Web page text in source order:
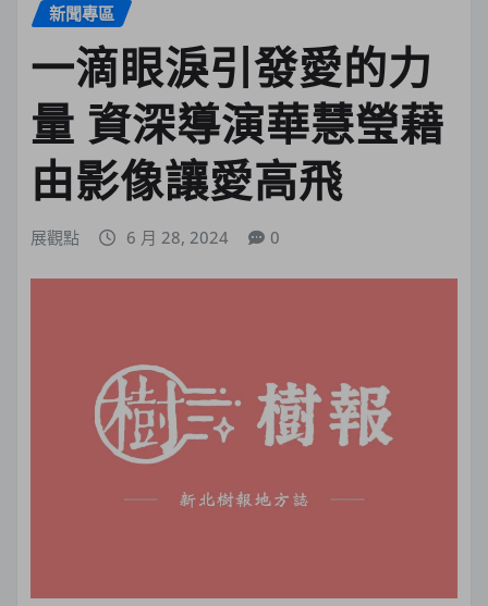
新聞專區
一滴眼淚引發愛的力
量 資深導演華慧瑩藉
由影像讓愛高飛
展觀點 6 月 28, 2024 0